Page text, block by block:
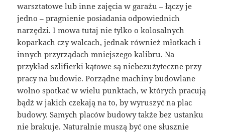
warsztatowe lub inne zajęcia w garażu – łączy je
jedno – pragnienie posiadania odpowiednich
narzędzi. I mowa tutaj nie tylko o kolosalnych
koparkach czy walcach, jednak również młotkach i
innych przyrządach mniejszego kalibru. Na
przykład szlifierki kątowe są niebezużyteczne przy
pracy na budowie. Porządne machiny budowlane
wolno spotkać w wielu punktach, w których pracują
bądź w jakich czekają na to, by wyruszyć na plac
budowy. Samych placów budowy także bez ustanku
nie brakuje. Naturalnie muszą być one słusznie